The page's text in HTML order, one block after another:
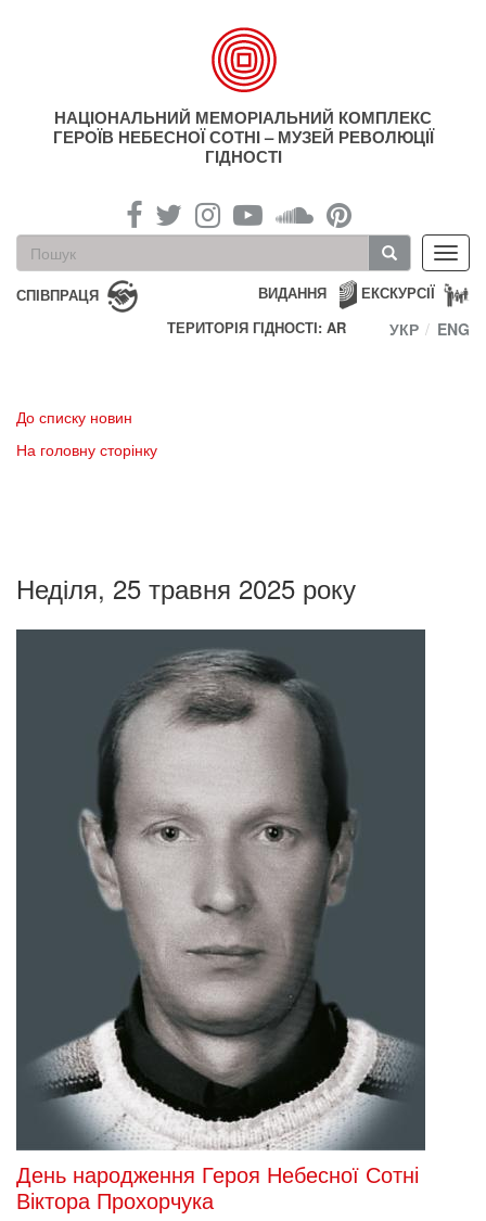
НАЦІОНАЛЬНИЙ МЕМОРІАЛЬНИЙ КОМПЛЕКС
ГЕРОЇВ НЕБЕСНОЇ СОТНІ – МУЗЕЙ РЕВОЛЮЦІЇ
ГІДНОСТІ
Пошукова
форма
Пошук
СПІВПРАЦЯ ЕКСКУРСІЇ
ВИДАННЯ
ТЕРИТОРІЯ ГІДНОСТІ: AR
УКР ENG
До списку новин
На головну сторінку
Неділя, 25 травня 2025 року
День народження Героя Небесної Сотні
Віктора Прохорчука